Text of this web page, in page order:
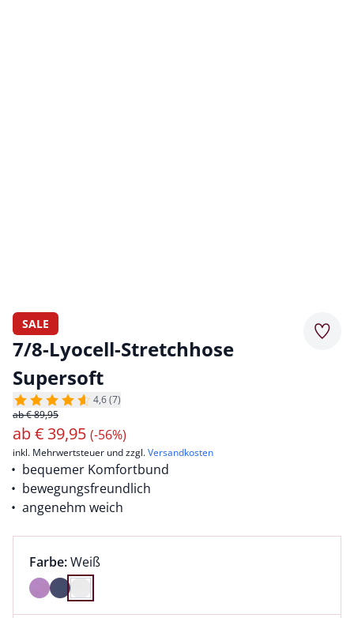
SALE
7/8-Lyocell-Stretchhose
Supersoft
4,6 (7)
ab € 89,95
ab€ 39,95 (-56%)
inkl. Mehrwertsteuer und zzgl.Versandkosten
bequemer Komfortbund
bewegungsfreundlich
angenehm weich
Farbauswahl:
Farbe:aktuell ausgewählt:
Weiß
Farbe Weiß ausgewählt